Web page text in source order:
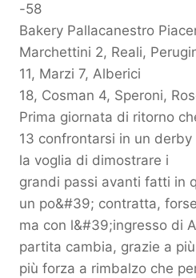
-58
Bakery Pallacanestro
Marchettini 2, Reali,
11, Marzi 7, Alberici
18, Cosman 4, Speroni,
Prima giornata di ritorno
13 confrontarsi in un
la voglia di dimostrare i
grandi passi avanti fatti in
un po&#39; contratta,
ma con l&#39;ingresso di
partita cambia, grazie a
più forza a rimbalzo che